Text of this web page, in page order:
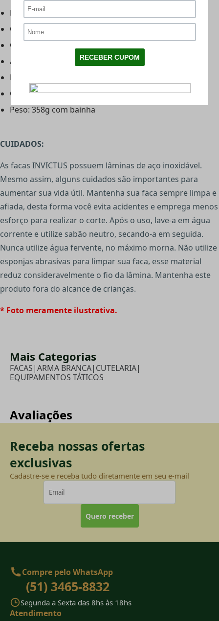
Lâmina full tang 16 cm
Coronha quebra vidros
Guarda e aperto de polegar
Acabamento total black
Dimensões: 28cm
Comprimento da Lâmina: 16cm
Peso: 358g com bainha
CUIDADOS:
As facas INVICTUS possuem lâminas de aço inoxidável.
Mesmo assim, alguns cuidados são importantes para
aumentar sua vida útil. Mantenha sua faca sempre limpa e
afiada, desta forma você evita acidentes e emprega menos
esforço para realizar o corte. Após o uso, lave-a em água
corrente e utilize sabão neutro, secando-a em seguida.
Nunca utilize água fervente, no máximo morna. Não utilize
esponjas abrasivas para limpar sua faca, esse material
reduz consideravelmente o fio da lâmina. Mantenha este
produto fora do alcance de crianças.
* Foto meramente ilustrativa.
Mais Categorias
FACAS|ARMA BRANCA| CUTELARIA|
EQUIPAMENTOS TÁTICOS
Avaliações
Receba nossas ofertas
exclusivas
Cadastre-se e receba tudo diretamente em seu e-mail
Quero receber
Compre pelo WhatsApp
(51) 3465-8832
Segunda a Sexta das 8hs às 18hs
Atendimento